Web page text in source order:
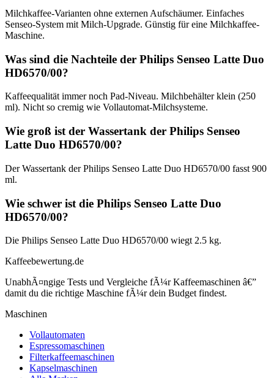
Milchkaffee-Varianten ohne externen Aufschäumer. Einfaches
Senseo-System mit Milch-Upgrade. Günstig für eine Milchkaffee-
Maschine.
Was sind die Nachteile der Philips Senseo Latte Duo
HD6570/00?
Kaffeequalität immer noch Pad-Niveau. Milchbehälter klein (250
ml). Nicht so cremig wie Vollautomat-Milchsysteme.
Wie groß ist der Wassertank der Philips Senseo
Latte Duo HD6570/00?
Der Wassertank der Philips Senseo Latte Duo HD6570/00 fasst 900
ml.
Wie schwer ist die Philips Senseo Latte Duo
HD6570/00?
Die Philips Senseo Latte Duo HD6570/00 wiegt 2.5 kg.
Kaffeebewertung.de
UnabhÃ¤ngige Tests und Vergleiche fÃ¼r Kaffeemaschinen â€”
damit du die richtige Maschine fÃ¼r dein Budget findest.
Maschinen
Vollautomaten
Espressomaschinen
Filterkaffeemaschinen
Kapselmaschinen